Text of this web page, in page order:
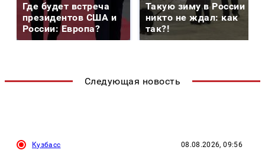
Где будет встреча
президентов США и
России: Европа?
Такую зиму в России
никто не ждал: как
так?!
Следующая новость
Кузбасс 08.08.2026, 09:56